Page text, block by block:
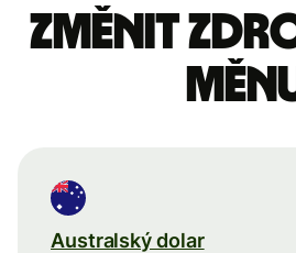
Změnit
Australský dolar